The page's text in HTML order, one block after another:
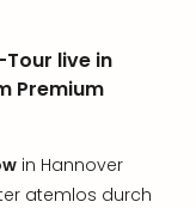
Tour live in
Premium
in Hannover
atemlos durch